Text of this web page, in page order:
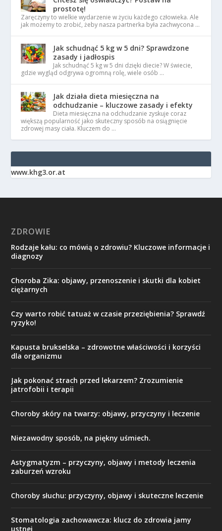
prostotę!
Zaręczyny to wielkie wydarzenie w życiu każdego człowieka. Ale
jak możemy to zrobić, żeby nasza partnerka była zachwycona …
Jak schudnąć 5 kg w 5 dni? Sprawdzone
zasady i jadłospis
Jak schudnąć 5 kg w 5 dni dzięki diecie? W świecie,
gdzie wygląd odgrywa ogromną rolę, wiele osób …
Jak działa dieta miesięczna na
odchudzanie – kluczowe zasady i efekty
Dieta miesięczna na odchudzanie zyskuje coraz
większą popularność jako skuteczny sposób na osiągnięcie
zdrowej masy ciała. Kluczem do …
www.khg3.or.at
ZDROWIE
Rodzaje kału: co mówią o zdrowiu? Kluczowe informacje i
diagnozy
Choroba Zika: objawy, przenoszenie i skutki dla kobiet
ciężarnych
Czy warto robić tatuaż w czasie przeziębienia? Sprawdź
ryzyko!
Kapusta brukselska – zdrowotne właściwości i korzyści
dla organizmu
Jak pokonać strach przed lekarzem? Zrozumienie
jatrofobii i terapii
Choroby skóry na twarzy: objawy, przyczyny i leczenie
Niezawodny sposób, na piękny uśmiech.
Astygmatyzm – przyczyny, objawy i metody leczenia
zaburzeń wzroku
Choroby słuchu: przyczyny, objawy i skuteczne leczenie
Stomatologia zachowawcza: klucz do zdrowia jamy
ustnej